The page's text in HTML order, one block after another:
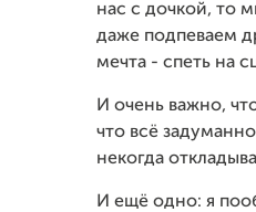
нас с дочкой, то
даже подпеваем
мечта - спеть на
И очень важно,
что всё
некогда
И ещё одно: я